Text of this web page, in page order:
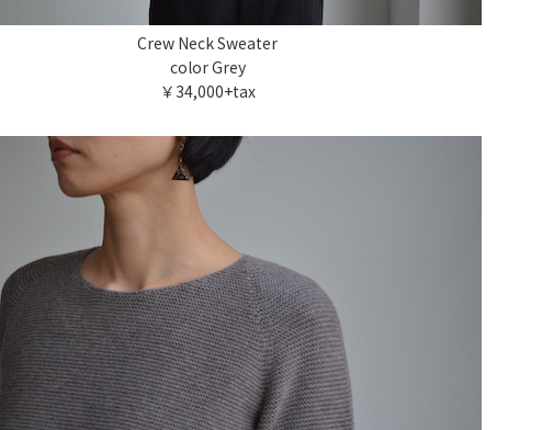
Crew Neck Sweater
color Grey
￥34,000+tax